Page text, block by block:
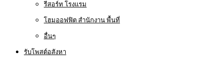
รีสอร์ท โรงแรม
โฮมออฟฟิต สำนักงาน พื้นที่
อื่นๆ
รับโพสต์อสังหา